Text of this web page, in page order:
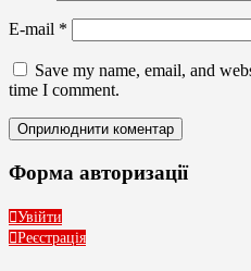
E-mail *
Save my name, email, and
time I comment.
Форма авторизації
Увійти
Реєстрація